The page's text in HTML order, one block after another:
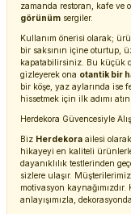
zamanda restoran, kafe ve
görünüm sergiler.
Kullanım önerisi olarak;
bir saksının içine oturtup,
kapatabilirsiniz. Bu küçük
gizleyerek ona otantik bir
bir köşe, yaz aylarında ise
hissetmek için ilk adımı atın.
Herdekora Güvencesiyle
Biz Herdekora ailesi
hikayeyi en kaliteli
dayanıklılık testlerinden
sizlere ulaşır.
motivasyon
anlayışımızla,